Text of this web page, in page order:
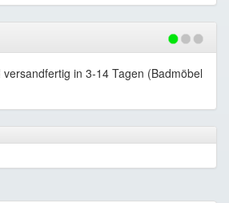
in 3-14 Tagen (Badmöbel